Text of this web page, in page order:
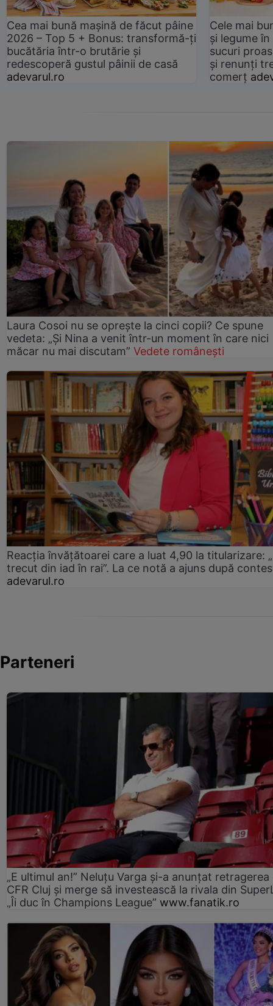
Cea mai bună mașină de făcut pâine
2026 – Top 5 + Bonus: transformă-ți
bucătăria într-o brutărie și
redescoperă gustul pâinii de casă
adevarul.ro
Cele mai
și legume
sucuri
și renunți
comerț
Laura Cosoi nu se oprește la cinci copii? Ce spune
vedeta: „Și Nina a venit într-un moment în care nici
măcar nu mai discutam” Vedete românești
Reacția învățătoarei care a luat 4,90 la titularizare:
trecut din iad în rai”. La ce notă a ajuns după
adevarul.ro
Parteneri
„E ultimul an!” Neluțu Varga și-a anunțat retragerea
CFR Cluj și merge să investească la rivala din
„Îi duc în Champions League” www.fanatik.ro